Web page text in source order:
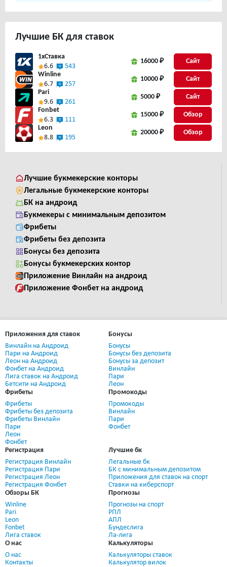
Лучшие БК для ставок
1xСтавка
6.6
543
16000 ₽
Сайт
Winline
6.7
257
10000 ₽
Сайт
Pari
9.6
261
5000 ₽
Сайт
Fonbet
6.3
111
15000 ₽
Leon
8.8
195
20000 ₽
Лучшие букмекерские конторы
Легальные букмекерские конторы
БК на андроид
Букмекеры с минимальным депозитом
Фрибеты
Фрибеты без депозита
Бонусы без депозита
Бонусы букмекерских контор
Приложение Винлайн на андроид
Приложение Фонбет на андроид
Приложения для ставок
Винлайн на Андроид
Пари на Андроид
Леон на Андроид
Фонбет на Андроид
Лига ставок на Андроид
Бетсити на Андроид
Бонусы
Бонусы
Бонусы без депозита
Бонусы за депозит
Винлайн
Пари
Леон
Фрибеты
Фрибеты
Фрибеты без депозита
Фрибеты Винлайн
Пари
Леон
Фонбет
Промокоды
Промокоды
Винлайн
Пари
Фонбет
Регистрация
Регистрация Винлайн
Регистрация Пари
Регистрация Леон
Регистрация Фонбет
Лучшие бк
Легальные бк
БК с минимальным депозитом
Приложения для ставок на спорт
Ставки на киберспорт
Обзоры БК
Winline
Pari
Leon
Fonbet
Лига ставок
Прогнозы
Прогнозы на спорт
РПЛ
АПЛ
Бундеслига
Ла-лига
О нас
О нас
Контакты
Калькуляторы
Калькуляторы ставок
Калькулятор вилок